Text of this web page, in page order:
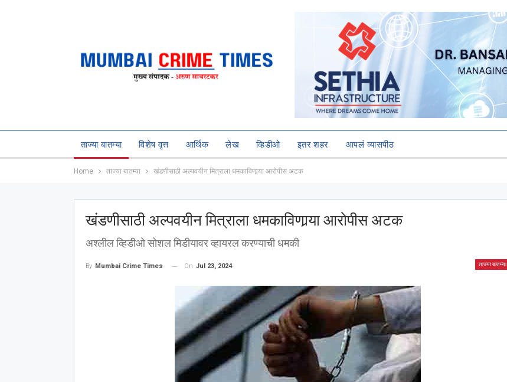
ताज्या बातम्या विशेष वृत्त आर्थिक लेख व्हिडीओ इतर शहर आपलं व्यासपीठ
Home ताज्या बातम्या खंडणीसाठी अल्पवयीन मित्राला धमकाविणार्‍या आरोपीस अटक
खंडणीसाठी अल्पवयीन मित्राला धमकाविणार्‍या आरोपीस अटक
अश्‍लील व्हिडीओ सोशल मिडीयावर व्हायरल करण्याची धमकी
ताज्या बातम्या
By Mumbai Crime Times On Jul 23, 2024